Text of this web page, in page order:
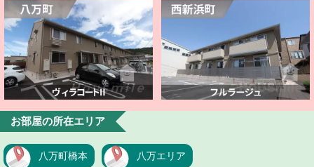
お部屋の所在エリア
八万町橋本 八万エリア